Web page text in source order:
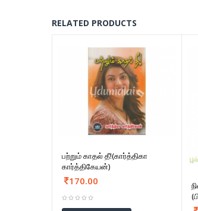
RELATED PRODUCTS
பற்றும் காதல் தீ!(கார்த்திகா
கார்த்திகேயன்)
170.00